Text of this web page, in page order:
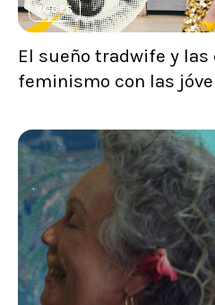
VOCES
El sueño tradwife y las
feminismo con las